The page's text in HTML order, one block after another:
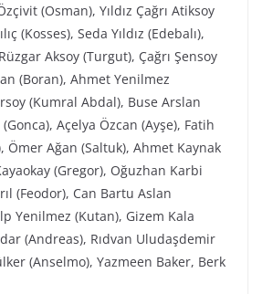
(Osman), Yıldız Çağrı Atiksoy
(Kosses), Seda Yıldız (Edebalı),
Aksoy (Turgut), Çağrı Şensoy
(Boran), Ahmet Yenilmez
(Kumral Abdal), Buse Arslan
Açelya Özcan (Ayşe), Fatih
Ömer Ağan (Saltuk), Ahmet Kaynak
(Gregor), Oğuzhan Karbi
(Feodor), Can Bartu Aslan
Yenilmez (Kutan), Gizem Kala
(Andreas), Rıdvan Uludaşdemir
(Anselmo), Yazmeen Baker, Berk